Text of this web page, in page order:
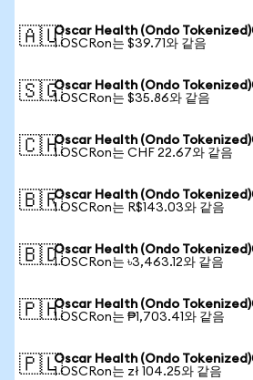
🇦🇺Oscar Health (Ondo Tokenized)
1 OSCRon는 $39.71와 같음
🇸🇬Oscar Health (Ondo Tokenized)
1 OSCRon는 $35.86와 같음
🇨🇭Oscar Health (Ondo Tokenized)
1 OSCRon는 CHF 22.67와 같음
🇧🇷Oscar Health (Ondo Tokenized)
1 OSCRon는 R$143.03와 같음
🇧🇩Oscar Health (Ondo Tokenized)
1 OSCRon는 ৳3,463.12와 같음
🇵🇭Oscar Health (Ondo Tokenized)
1 OSCRon는 ₱1,703.41와 같음
🇵🇱Oscar Health (Ondo Tokenized)
1 OSCRon는 zł 104.25와 같음